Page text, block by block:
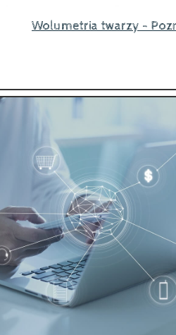
Wolumetria twarzy -